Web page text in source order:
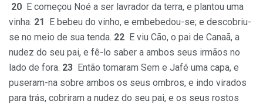
20 E começou Noé a ser lavrador da terra, e plantou uma
vinha. 21 E bebeu do vinho, e embebedou-se; e descobriu-
se no meio de sua tenda. 22 E viu Cão, o pai de Canaã, a
nudez do seu pai, e fê-lo saber a ambos seus irmãos no
lado de fora. 23 Então tomaram Sem e Jafé uma capa, e
puseram-na sobre ambos os seus ombros, e indo virados
para trás, cobriram a nudez do seu pai, e os seus rostos